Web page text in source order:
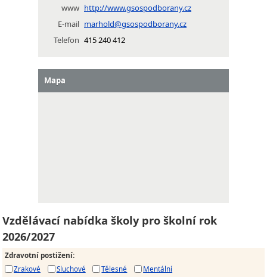
www http://www.gsospodborany.cz
E-mail marhold@gsospodborany.cz
Telefon 415 240 412
Mapa
Vzdělávací nabídka školy pro školní rok
2026/2027
Zdravotní postižení:
Zrakové
Sluchové Tělesné
Mentální